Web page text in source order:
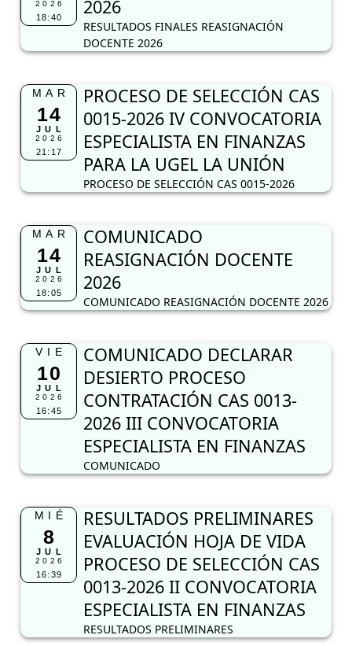
2026
18:40
2026
RESULTADOS FINALES REASIGNACIÓN
DOCENTE 2026
MAR
14
JUL
2026
21:17
PROCESO DE SELECCIÓN CAS
0015-2026 IV CONVOCATORIA
ESPECIALISTA EN FINANZAS
PARA LA UGEL LA UNIÓN
PROCESO DE SELECCIÓN CAS 0015-2026
MAR
14
JUL
2026
18:05
COMUNICADO
REASIGNACIÓN DOCENTE
2026
COMUNICADO REASIGNACIÓN DOCENTE 2026
VIE
10
JUL
2026
16:45
COMUNICADO DECLARAR
DESIERTO PROCESO
CONTRATACIÓN CAS 0013-
2026 III CONVOCATORIA
ESPECIALISTA EN FINANZAS
COMUNICADO
MIÉ
8
JUL
2026
16:39
RESULTADOS PRELIMINARES
EVALUACIÓN HOJA DE VIDA
PROCESO DE SELECCIÓN CAS
0013-2026 II CONVOCATORIA
ESPECIALISTA EN FINANZAS
RESULTADOS PRELIMINARES